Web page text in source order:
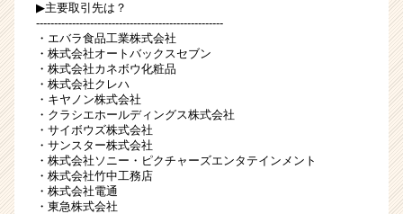
ス
カ
ウ
が
届
く
就
▶主要取引先は？
----------------------------------------------------
・エバラ食品工業株式会社
・株式会社オートバックスセブン
・株式会社カネボウ化粧品
・株式会社クレハ
・キヤノン株式会社
・クラシエホールディングス株式会社
・サイボウズ株式会社
・サンスター株式会社
・株式会社ソニー・ピクチャーズエンタテインメント
・株式会社竹中工務店
・株式会社電通
・東急株式会社